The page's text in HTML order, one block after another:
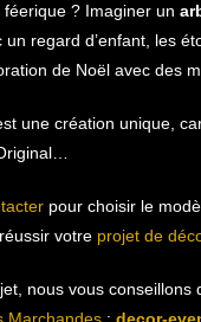
féerique ? Imaginer un
un regard d’enfant, les
de Noël avec des
une création unique,
pour choisir le
votre projet de
nous vous conseillons